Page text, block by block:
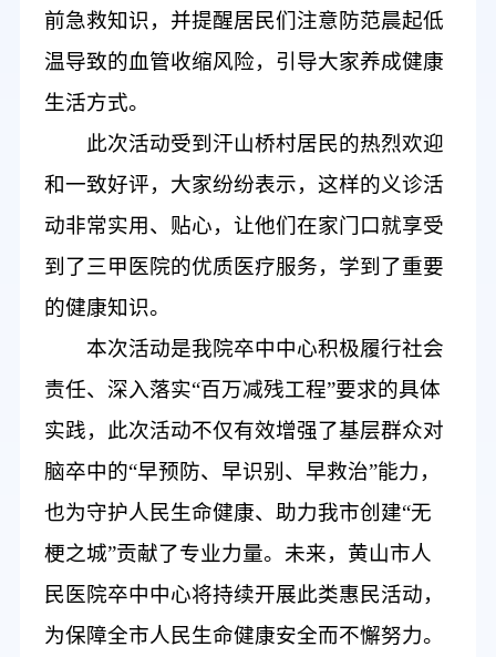
前急救知识，并提醒居民们注意防范晨起低
温导致的血管收缩风险，引导大家养成健康
生活方式。
此次活动受到汗山桥村居民的热烈欢迎
和一致好评， 大家纷纷表示，这样的义诊活
动非常实用、贴心，让他们在家门口就享受
到了三甲医院的优质医疗服务，学到了重要
的健康知识。
本次活动是我院卒中中心积极履行社会
责任、深入落实“百万减残工程”要求的具体
实践， 此次活动不仅有效增强了基层群众对
脑卒中的“早预防、早识别、早救治”能力，
也为守护人民生命健康、助力我市创建“无
梗之城”贡献了专业力量。 未来， 黄山市人
民医院卒中中心将持续开展此类惠民活动，
为保障全市人民生命健康安全而不懈努力。